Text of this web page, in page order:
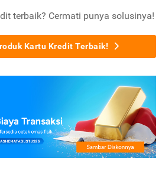
terbaik? Cermati punya solusinya!
Kartu Kredit Terbaik!